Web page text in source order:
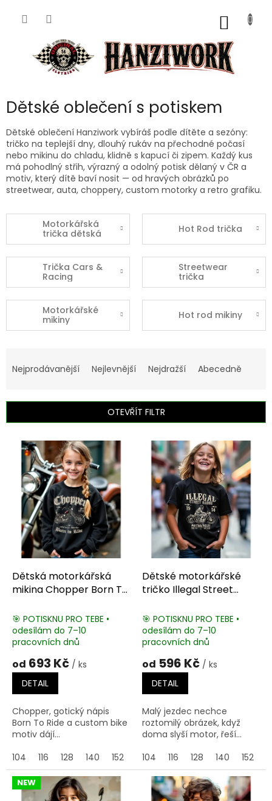
Dětské oblečení s potiskem
Dětské oblečení Hanziwork vybíráš podle dítěte a sezóny:
tričko na teplejší dny, dlouhý rukáv na přechodné počasí
nebo mikinu do chladu, klidně s kapucí či zipem. Každý kus
má pohodlný střih, výrazný a odolný potisk dělaný v ČR a
motiv, který dítě baví nosit — od hravých obrázků po
streetwear, auta, choppery, custom motorky a retro grafiku.
Motorkářská
trička dětská
Hot Rod trička
Trička Cars &
Racing
Streetwear
trička
Motorkářské
mikiny
Hot rod mikiny
a
í
Nejprodávanější Nejlevnější Nejdražší Abecedně
OTEVŘÍT FILTR
Dětská motorkářská
mikina Chopper Born To
🎯 POTISKNU PRO TEBE •
odesílám do 7–10
pracovních dnů
od 693 Kč / ks
DETAIL
Chopper, gotický nápis
Born To Ride a custom bike
motiv dájí...
104
116 128 140 152 164
Dětské motorkářské
tričko Illegal Street
🎯 POTISKNU PRO TEBE •
odesílám do 7–10
pracovních dnů
od 596 Kč / ks
DETAIL
Malý jezdec nechce
roztomilý obrázek, když
doma slyší motor, řeší...
104
116 128 140 152
NEW